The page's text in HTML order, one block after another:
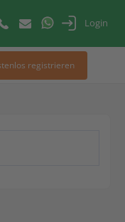
Login
registrieren